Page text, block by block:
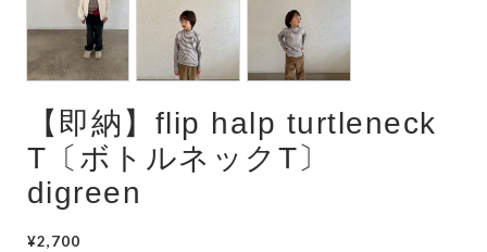
Swimwear
サイズ検索
Gift wrapping
【即納】flip halp turtleneck
T〔ボトルネックT〕
digreen
¥2,700